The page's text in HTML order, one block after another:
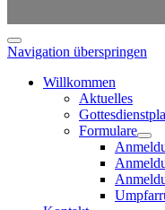
Navigation überspringen
Willkommen
Aktuelles
Formulare